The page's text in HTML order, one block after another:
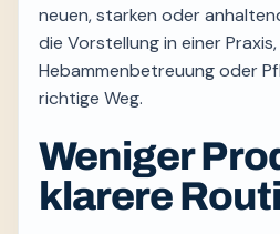
neuen, starken oder
die Vorstellung in einer
Hebammenbetreuung oder
richtige Weg.
Weniger
klarere